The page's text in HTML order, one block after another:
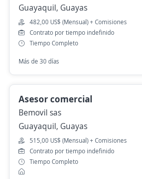
Guayaquil, Guayas
482,00 US$ (Mensual) + Comisiones
Contrato por tiempo indefinido
Tiempo Completo
Más de 30 días
Asesor comercial
Bemovil sas
Guayaquil, Guayas
515,00 US$ (Mensual) + Comisiones
Contrato por tiempo indefinido
Tiempo Completo